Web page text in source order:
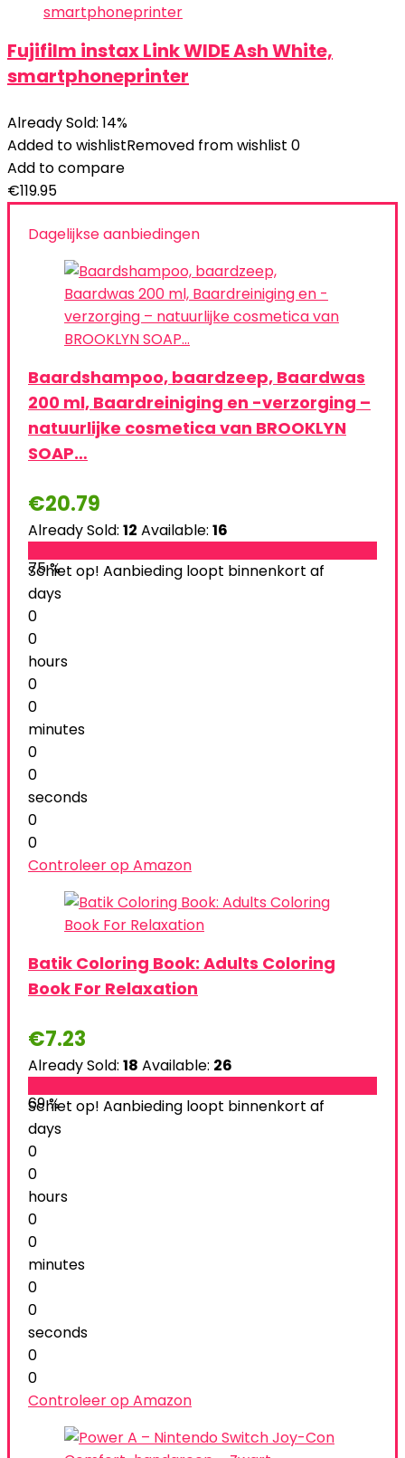
Fujifilm instax Link WIDE Ash White,
smartphoneprinter
Already Sold: 14%
Added to wishlistRemoved from wishlist 0
Add to compare
€119.95
Dagelijkse aanbiedingen
Baardshampoo, baardzeep, Baardwas
200 ml, Baardreiniging en -verzorging –
natuurlijke cosmetica van BROOKLYN
SOAP…
€20.79
Already Sold: 12 Available: 16
75 %
Schiet op! Aanbieding loopt binnenkort af
days
0
0
hours
0
0
minutes
0
0
seconds
0
0
Controleer op Amazon
Batik Coloring Book: Adults Coloring
Book For Relaxation
€7.23
Already Sold: 18 Available: 26
69 %
Schiet op! Aanbieding loopt binnenkort af
days
0
0
hours
0
0
minutes
0
0
seconds
0
0
Controleer op Amazon